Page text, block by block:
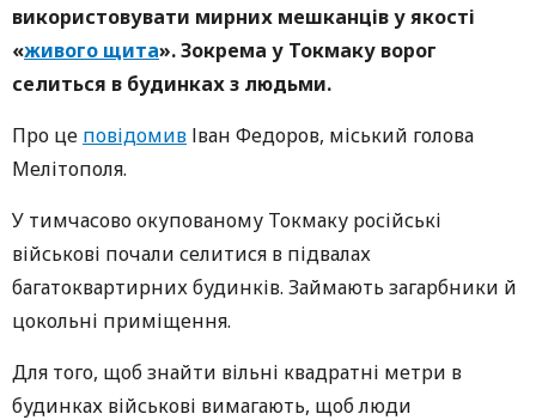
використовувати мирних мешканців у якості
«живого щита». Зокрема у Токмаку ворог
селиться в будинках з людьми.
Про це повідомив Іван Федоров, міський голова
Мелітополя.
У тимчасово окупованому Токмаку російські
військові почали селитися в підвалах
багатоквартирних будинків. Займають загарбники й
цокольні приміщення.
Для того, щоб знайти вільні квадратні метри в
будинках військові вимагають, щоб люди